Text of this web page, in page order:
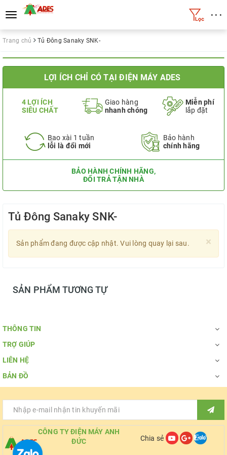
Toggle
navigation
• • •
Trang chủ Tủ Đông Sanaky SNK-
LỢI ÍCH CHỈ CÓ TẠI ĐIỆN MÁY ADES
4 LỢI ÍCH
SIÊU CHẤT
Giao hàng
nhanh chóng
Miễn phí
lắp đặt
Bao xài 1 tuần
lỗi là đổi mới
Bảo hành
chính hãng
BẢO HÀNH CHÍNH HÃNG,
ĐỔI TRẢ TẬN NHÀ
Tủ Đông Sanaky SNK-
×
Sản phẩm đang được cập nhật. Vui lòng quay lại sau.
SẢN PHẨM TƯƠNG TỰ
THÔNG TIN
TRỢ GIÚP
LIÊN HỆ
BẢN ĐỒ
CÔNG TY ĐIỆN MÁY ANH
ĐỨC
Chia sẻ